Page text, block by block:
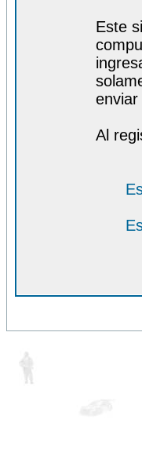
Este
Al